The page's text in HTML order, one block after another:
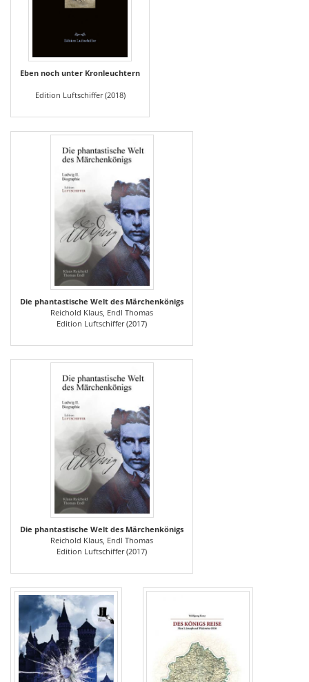
Eben noch unter Kronleuchtern
Edition Luftschiffer (2018)
Die phantastische Welt des Märchenkönigs
Reichold Klaus, Endl Thomas
Edition Luftschiffer (2017)
Die phantastische Welt des Märchenkönigs
Reichold Klaus, Endl Thomas
Edition Luftschiffer (2017)